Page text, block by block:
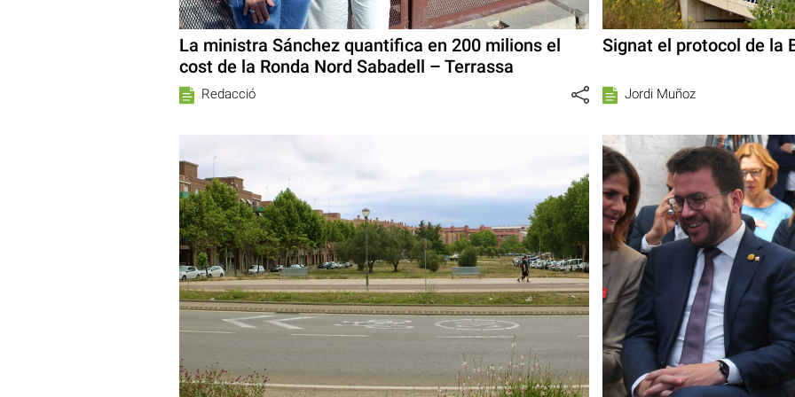
La ministra Sánchez quantifica en 200 milions el
cost de la Ronda Nord Sabadell – Terrassa
Redacció
Signat el protocol de la
Jordi Muñoz